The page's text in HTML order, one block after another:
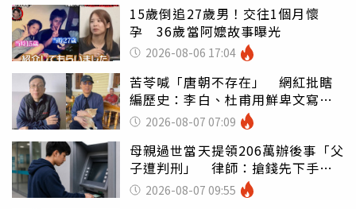
15歲倒追27歲男！交往1個月懷
孕 36歲當阿嬤故事曝光
2026-08-06 17:04
苦苓喊「唐朝不存在」 網紅批瞎
編歷史：李白、杜甫用鮮卑文寫
詩？2026-08-07 07:09
母親過世當天提領206萬辦後事「父
子遭判刑」 律師：搶錢先下手是
罪 2026-08-07 09:55